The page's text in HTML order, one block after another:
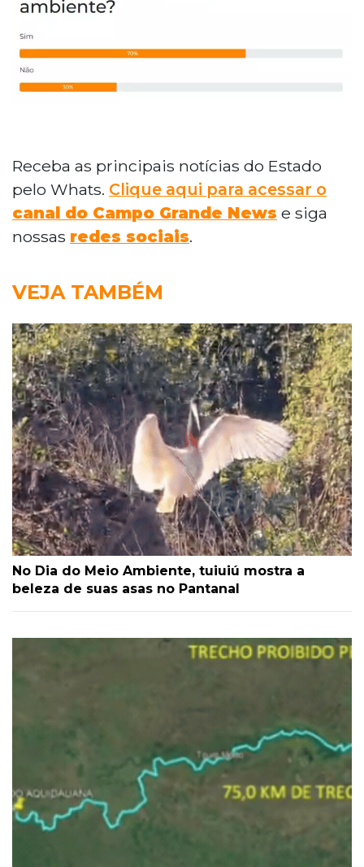
Receba as principais notícias do Estado
pelo Whats. Clique aqui para acessar o
canal do Campo Grande News e siga
nossas redes sociais.
VEJA TAMBÉM
No Dia do Meio Ambiente, tuiuiú mostra a
beleza de suas asas no Pantanal